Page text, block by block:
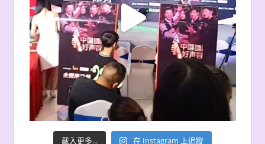
載入更多... 在 Instagram 上追蹤